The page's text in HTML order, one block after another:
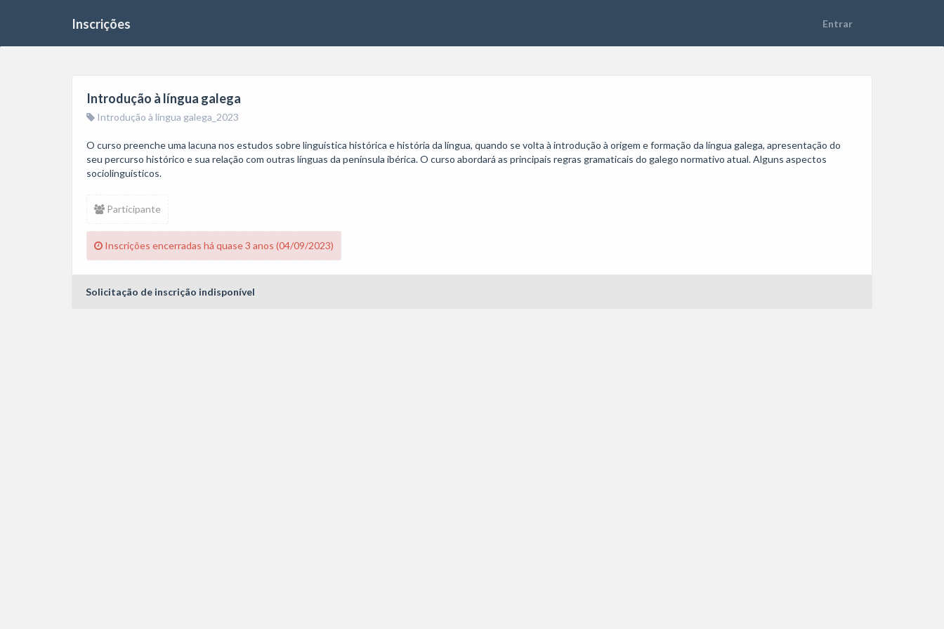
Inscrições
Introdução à língua galega
Introdução à língua galega_2023
O curso preenche uma lacuna nos estudos sobre linguística histórica e história da língua, quando se volta à introdução à origem e formação da língua galega, apresentação do
seu percurso histórico e sua relação com outras línguas da península ibérica. O curso abordará as principais regras gramaticais do galego normativo atual. Alguns aspectos
sociolinguísticos.
Participante
Inscrições encerradas há quase 3 anos (04/09/2023)
Solicitação de inscrição indisponível